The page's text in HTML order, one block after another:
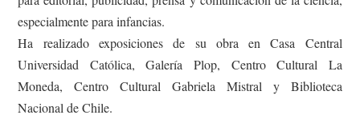
especialmente para infancias.
Ha realizado exposiciones de su obra en Casa Central
Universidad Católica, Galería Plop, Centro Cultural La
Moneda, Centro Cultural Gabriela Mistral y Biblioteca
Nacional de Chile.